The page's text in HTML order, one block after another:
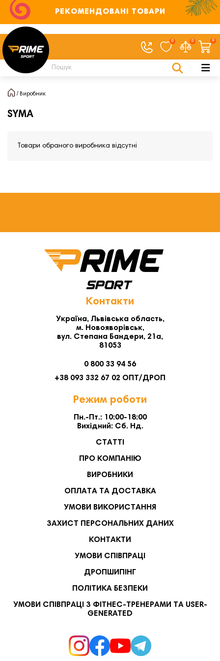
РЕКОМЕНДОВАНІ ТОВАРИ
0 0 0
Виробник
SYMA
Товари обраного виробника відсутні
Контакти
Україна, Львівська область,
м. Новояворівськ,
вул. Степана Бандери, 21а,
81053
0 800 33 94 56
+38 093 332 67 02 ОПТ/ДРОП
Режим роботи
Пн.-Пт.: 10:00-18:00
Вихідний: Сб. Нд.
СТАТТІ
ПРО КОМПАНІЮ
ВИРОБНИКИ
ОПЛАТА ТА ДОСТАВКА
УМОВИ ВИКОРИСТАННЯ
ЗАХИСТ ПЕРСОНАЛЬНИХ ДАНИХ
КОНТАКТИ
УМОВИ СПІВПРАЦІ
ДРОПШИПІНГ
ПОЛІТИКА БЕЗПЕКИ
УМОВИ СПІВПРАЦІ З ФІТНЕС-ТРЕНЕРАМИ ТА USER-
GENERATED